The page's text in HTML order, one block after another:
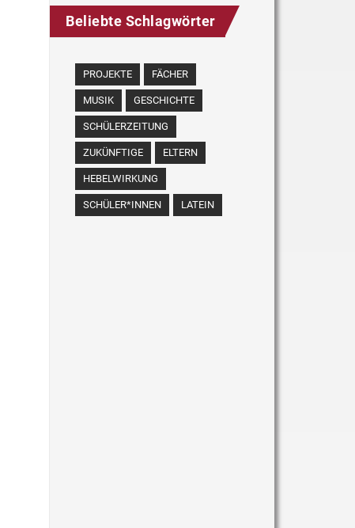
Beliebte Schlagwörter
PROJEKTE FÄCHER
MUSIK GESCHICHTE
SCHÜLERZEITUNG
ZUKÜNFTIGE ELTERN
HEBELWIRKUNG
SCHÜLER*INNEN LATEIN